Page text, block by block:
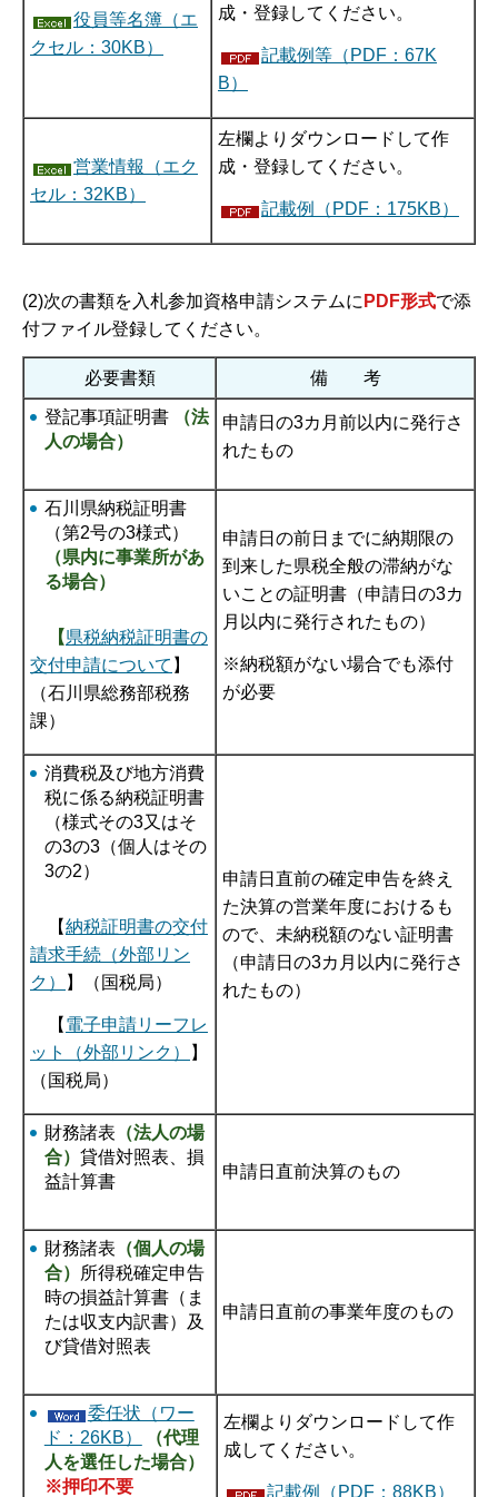
役員等名簿（エ
クセル：30KB）
成・登録してください。
記載例等（PDF：67K
B）
営業情報（エク
セル：32KB）
左欄よりダウンロードして作
成・登録してください。
記載例（PDF：175KB）
(2)次の書類を入札参加資格申請システムに PDF形式で添
付ファイル登録してください。
必要書類 備 考
登記事項証明書
（法
人の場合）
申請日の3カ月前以内に発行さ
れたもの
石川県納税証明書
（第2号の3様式）
（県内に事業所があ
る場合）
【県税納税証明書の
交付申請について 】
（石川県総務部税務
課）
申請日の前日までに納期限の
到来した県税全般の滞納がな
いことの証明書（申請日の3カ
月以内に発行されたもの）
※納税額がない場合でも添付
が必要
消費税及び地方消費
税に係る納税証明書
（様式その3又はそ
の3の3（個人はその
3の2）
【納税証明書の交付
請求手続（外部リン
ク）
】（国税局）
【 電子申請リーフレ
ット（外部リンク）
】
（国税局）
申請日直前の確定申告を終え
た決算の営業年度におけるも
ので、未納税額のない証明書
（申請日の3カ月以内に発行さ
れたもの）
財務諸表 （法人の場
合） 貸借対照表、損
益計算書
申請日直前決算のもの
財務諸表 （個人の場
合） 所得税確定申告
時の損益計算書（ま
たは収支内訳書）及
び貸借対照表
申請日直前の事業年度のもの
委任状（ワー
ド：26KB）
（代理
人を選任した場合）
※押印不要
左欄よりダウンロードして作
成してください。
記載例（PDF：88KB）